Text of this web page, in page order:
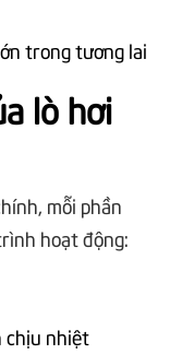
trong tương lai
lò hơi
mỗi phần
hoạt động:
chịu nhiệt